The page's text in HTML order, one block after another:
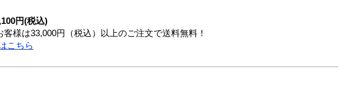
円(税込)
様は33,000円（税込）以上のご注文で送料無料！
こちら